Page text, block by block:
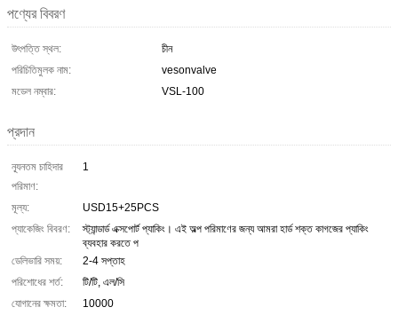
পণ্যের বিবরণ
উৎপত্তি স্থল:
চীন
পরিচিতিমুলক নাম:
vesonvalve
মডেল নম্বার:
VSL-100
প্রদান
ন্যূনতম চাহিদার
পরিমাণ:
1
মূল্য:
USD15+25PCS
প্যাকেজিং বিবরণ:
স্ট্যান্ডার্ড এক্সপোর্ট প্যাকিং। এই অল্প পরিমাণের জন্য আমরা হার্ড শক্ত কাগজের প্যাকিং
ব্যবহার করতে প
ডেলিভারি সময়:
2-4 সপ্তাহ
পরিশোধের শর্ত:
টি/টি, এল/সি
যোগানের ক্ষমতা:
10000